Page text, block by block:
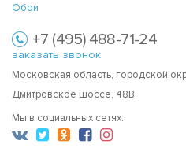
Обои
+7 (495) 488-71-24
заказать звонок
Московская область, городской
Дмитровское шоссе, 48В
Мы в социальных сетях: